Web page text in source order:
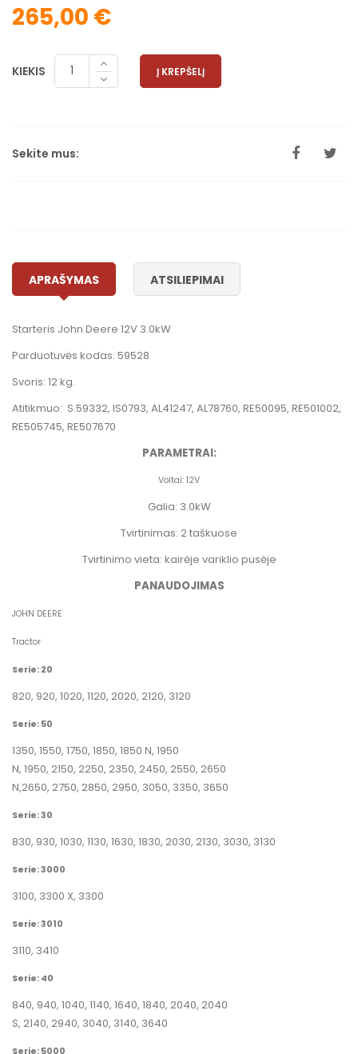
265,00 €
KIEKIS Į KREPŠELĮ
Sekite mus:
APRAŠYMAS ATSILIEPIMAI
Starteris John Deere 12V 3.0kW
Parduotuvės kodas: 59528
Svoris: 12 kg.
Atitikmuo: S.59332, IS0793, AL41247, AL78760, RE50095, RE501002,
RE505745, RE507670
PARAMETRAI:
Voltai: 12V
Galia: 3.0kW
Tvirtinimas: 2 taškuose
Tvirtinimo vieta: kairėje variklio pusėje
PANAUDOJIMAS
JOHN DEERE
Tractor
Serie: 20
820, 920, 1020, 1120, 2020, 2120, 3120
Serie: 50
1350, 1550, 1750, 1850, 1850 N, 1950
N, 1950, 2150, 2250, 2350, 2450, 2550, 2650
N,2650, 2750, 2850, 2950, 3050, 3350, 3650
Serie: 30
830, 930, 1030, 1130, 1630, 1830, 2030, 2130, 3030, 3130
Serie: 3000
3100, 3300 X, 3300
Serie: 3010
3110, 3410
Serie: 40
840, 940, 1040, 1140, 1640, 1840, 2040, 2040
S, 2140, 2940, 3040, 3140, 3640
Serie: 5000